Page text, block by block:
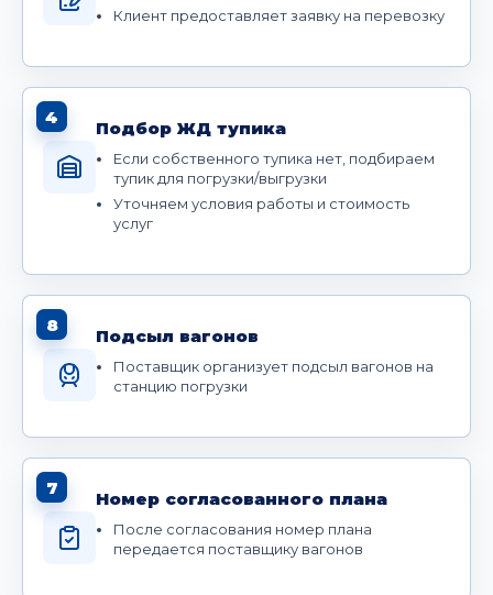
Клиент предоставляет заявку на перевозку
4
Подбор ЖД тупика
Если собственного тупика нет, подбираем
тупик для погрузки/выгрузки
Уточняем условия работы и стоимость
услуг
8
Подсыл вагонов
Поставщик организует подсыл вагонов на
станцию погрузки
7
Номер согласованного плана
После согласования номер плана
передается поставщику вагонов